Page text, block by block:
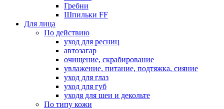
Гребни
Шпильки FF
Для лица
По действию
уход для ресниц
автозагар
очищение, скрабирование
увлажение, питание, подтяжка, сияние
уход для глаз
уход для губ
уходя для шеи и декольте
По типу кожи